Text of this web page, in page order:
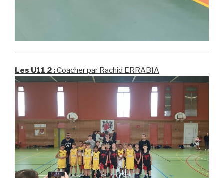
Les U11 2 :Coacher par Rachid ERRABIA